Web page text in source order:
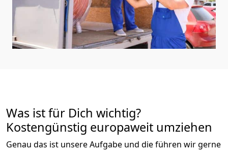
Was ist für Dich wichtig?
Kostengünstig europaweit umziehen
Genau das ist unsere Aufgabe und die führen wir gerne